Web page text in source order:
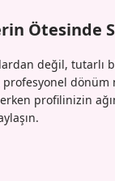
Ötesinde
değil, tutarlı
dönüm
profilinizin